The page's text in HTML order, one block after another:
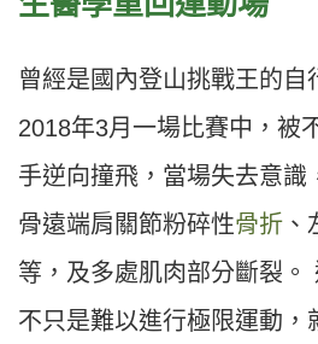
曾經是國內登山挑戰王的自
2018年3月一場比賽中，被
手逆向撞飛，當場失去意識
骨遠端肩關節粉碎性骨折
等，及多處肌肉部分斷裂。
不只是難以進行極限運動，